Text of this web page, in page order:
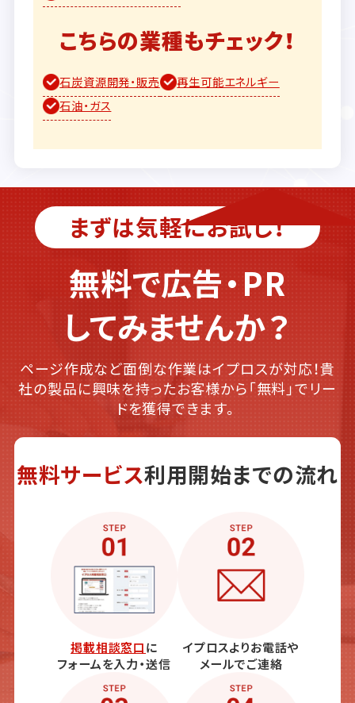
こちらの業種もチェック！
石炭資源開発・販売
再生可能エネルギー
石油・ガス
まずは気軽にお試し！
無料で広告・PR
してみませんか？
ページ作成など面倒な作業はイプロスが対応！貴
社の製品に興味を持ったお客様から「無料」でリー
ドを獲得できます。
無料サービス利用開始までの流れ
掲載相談窓口に
フォームを入力・送信
イプロスよりお電話や
メールでご連絡